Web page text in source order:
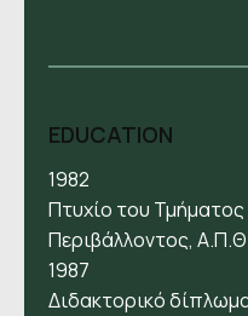
EDUCATION
1982
Πτυχίο του
Περιβάλλοντος,
1987
Διδακτορικό